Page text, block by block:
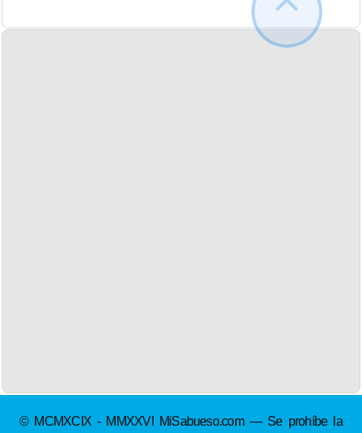
© MCMXCIX - MMXXVI MiSabueso.com — Se prohíbe la